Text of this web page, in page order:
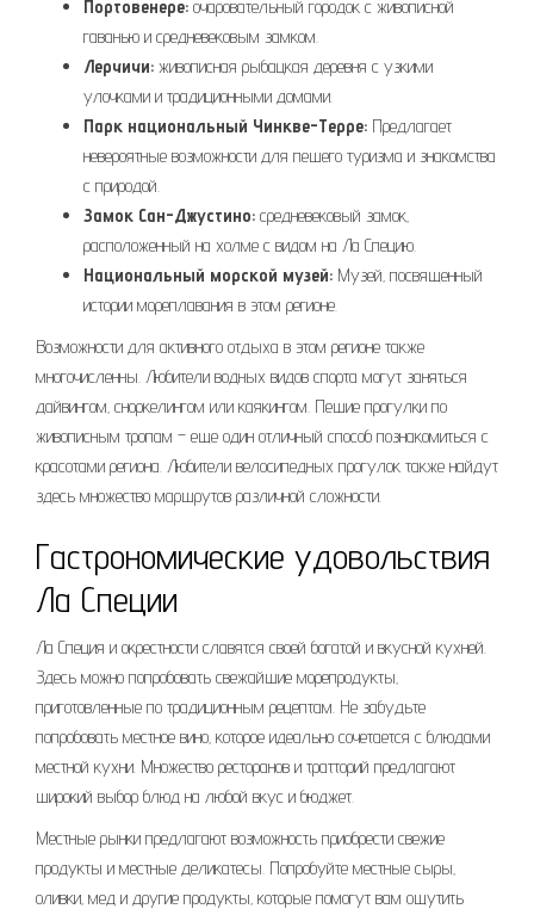
Портовенере: очаровательный городок с живописной
гаванью и средневековым замком.
Лерчичи: живописная рыбацкая деревня с узкими
улочками и традиционными домами.
Парк национальный Чинкве-Терре: Предлагает
невероятные возможности для пешего туризма и знакомства
с природой.
Замок Сан-Джустино: средневековый замок‚
расположенный на холме с видом на Ла Специю.
Национальный морской музей: Музей‚ посвященный
истории мореплавания в этом регионе.
Возможности для активного отдыха в этом регионе также
многочисленны. Любители водных видов спорта могут заняться
дайвингом‚ сноркелингом или каякингом. Пешие прогулки по
живописным тропам – еще один отличный способ познакомиться с
красотами региона. Любители велосипедных прогулок также найдут
здесь множество маршрутов различной сложности.
Гастрономические удовольствия
Ла Специи
Ла Специя и окрестности славятся своей богатой и вкусной кухней.
Здесь можно попробовать свежайшие морепродукты‚
приготовленные по традиционным рецептам. Не забудьте
попробовать местное вино‚ которое идеально сочетается с блюдами
местной кухни. Множество ресторанов и тратторий предлагают
широкий выбор блюд на любой вкус и бюджет.
Местные рынки предлагают возможность приобрести свежие
продукты и местные деликатесы. Попробуйте местные сыры‚
оливки‚ мед и другие продукты‚ которые помогут вам ощутить